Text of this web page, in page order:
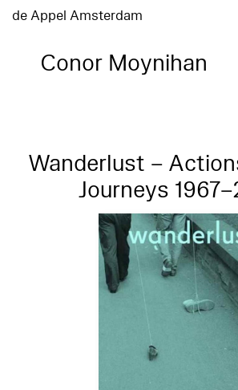
de Appel Amsterdam
Conor Moynihan
Wanderlust –
Journeys